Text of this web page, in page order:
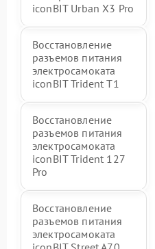
iconBIT Urban X3 Pro
Восстановление
разъемов питания
электросамоката
iconBIT Trident T1
Восстановление
разъемов питания
электросамоката
iconBIT Trident 127
Pro
Восстановление
разъемов питания
электросамоката